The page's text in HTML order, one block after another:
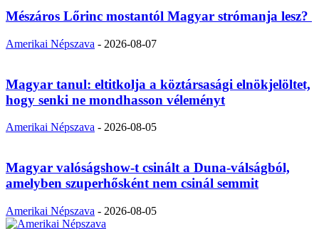
Mészáros Lőrinc mostantól Magyar strómanja lesz?
Amerikai Népszava - 2026-08-07
Magyar tanul: eltitkolja a köztársasági elnökjelöltet,
hogy senki ne mondhasson véleményt
Amerikai Népszava - 2026-08-05
Magyar valóságshow-t csinált a Duna-válságból,
amelyben szuperhősként nem csinál semmit
Amerikai Népszava - 2026-08-05